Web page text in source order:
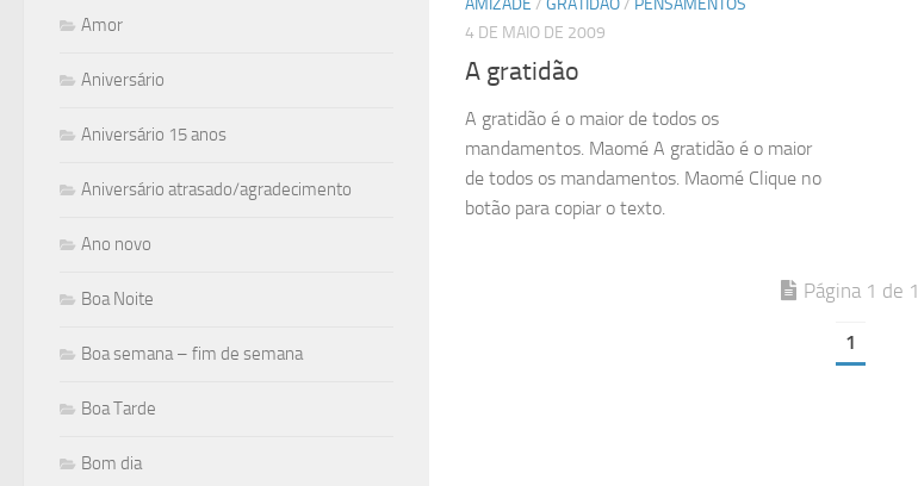
AMIZADE / GRATIDÃO/ PENSAMENTOS
4 DE MAIO DE 2009
A gratidão
A gratidão é o maior de todos os
mandamentos. Maomé A gratidão é o maior
de todos os mandamentos. Maomé Clique no
botão para copiar o texto.
Página 1 de 1
1
Amor
Aniversário
Aniversário 15 anos
Aniversário atrasado/agradecimento
Ano novo
Boa Noite
Boa semana – fim de semana
Boa Tarde
Bom dia